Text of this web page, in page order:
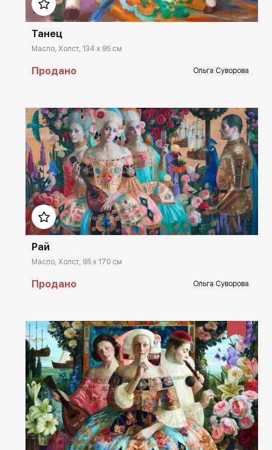
Танец
Масло, Холст, 134 x 95 см
Продано Ольга Суворова
Домен: spb.rakovgallery.ru
Рай
Масло, Холст, 95 x 170 см
Продано Ольга Суворова
Домен: spb.rakovgallery.ru